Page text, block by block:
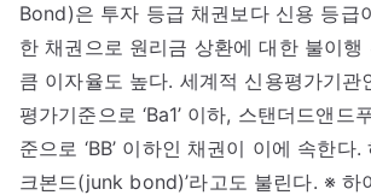
Bond)은 투자 등급 채권보다 신용 등급
한 채권으로 원리금 상환에 대한 불이
큼 이자율도 높다. 세계적 신용평가기관
평가기준으로 ‘Ba1’ 이하, 스탠더드앤드
준으로 ‘BB’ 이하인 채권이 이에 속한다.
크본드(junk bond)’라고도 불린다. ※ 하